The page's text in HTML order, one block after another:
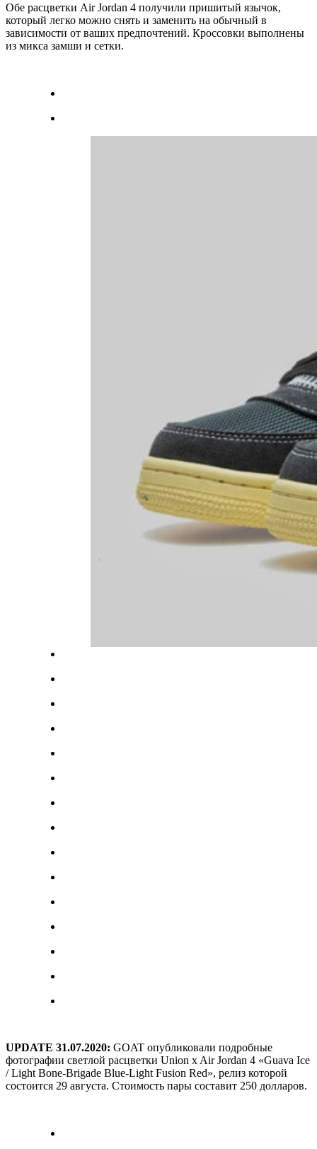
Обе расцветки Air Jordan 4 получили пришитый язычок,
который легко можно снять и заменить на обычный в
зависимости от ваших предпочтений. Кроссовки выполнены
из микса замши и сетки.
UPDATE 31.07.2020: GOAT опубликовали подробные
фотографии светлой расцветки Union x Air Jordan 4 «Guava Ice
/ Light Bone-Brigade Blue-Light Fusion Red», релиз которой
состоится 29 августа. Стоимость пары составит 250 долларов.